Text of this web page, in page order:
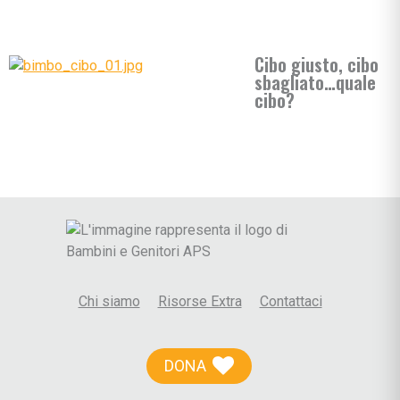
Cibo giusto, cibo
sbagliato…quale
cibo?
Chi siamo Risorse Extra Contattaci
DONA